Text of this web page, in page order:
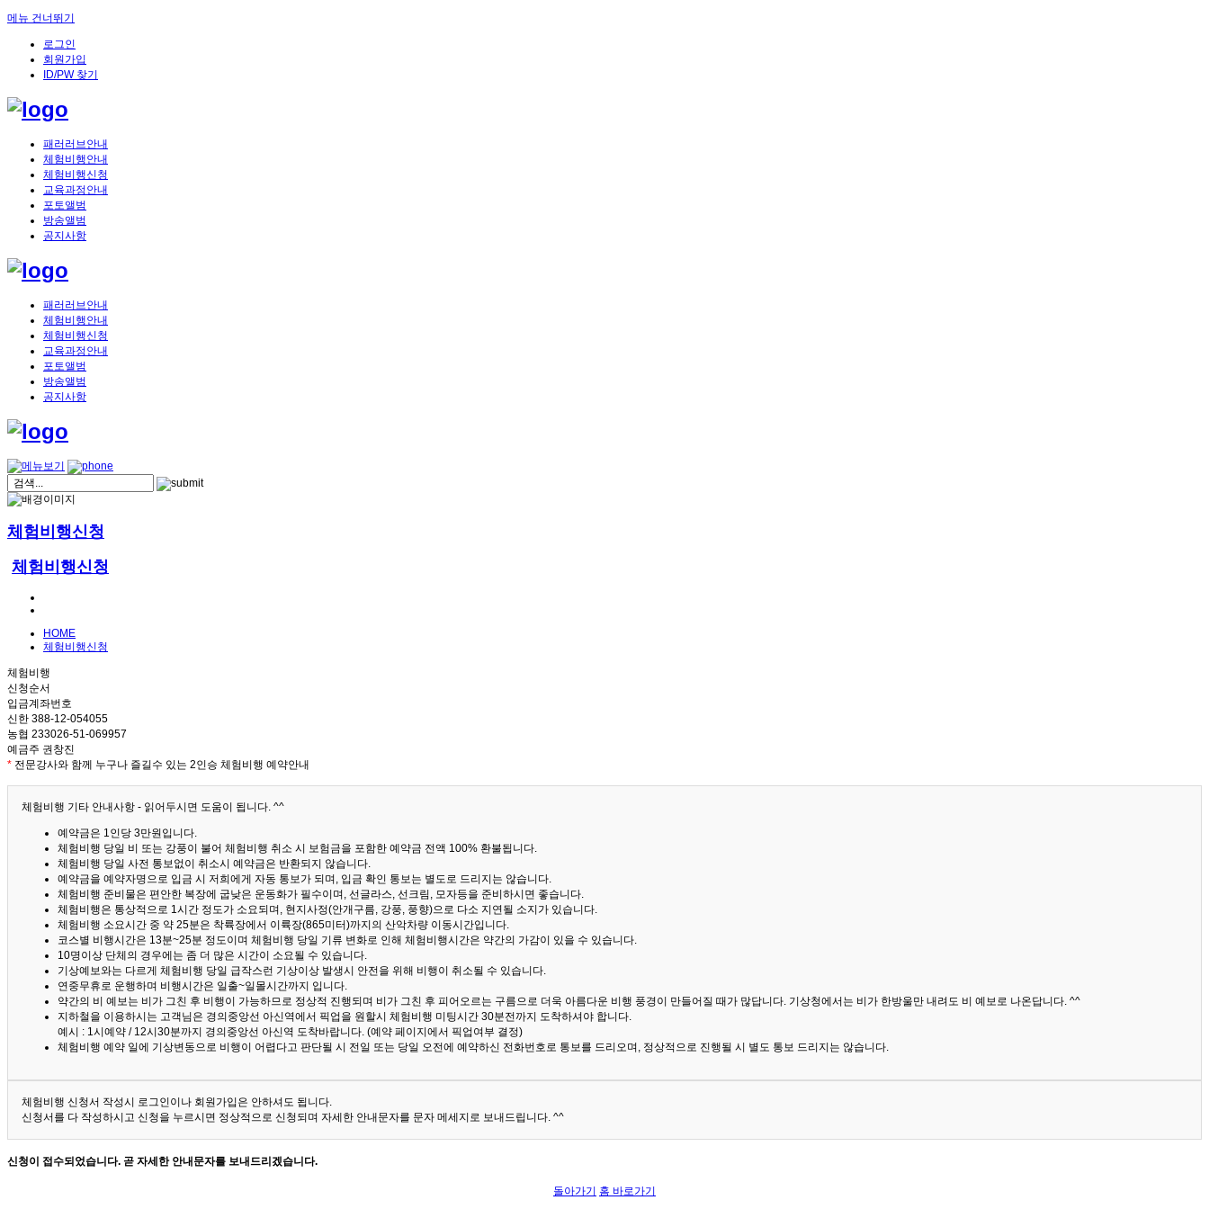
메뉴 건너뛰기
로그인
회원가입
ID/PW 찾기
패러러브안내
체험비행안내
체험비행신청
교육과정안내
포토앨범
방송앨범
공지사항
패러러브안내
체험비행안내
체험비행신청
교육과정안내
포토앨범
방송앨범
공지사항
체험비행신청
체험비행신청
HOME
체험비행신청
체험비행
신청순서
입금계좌번호
신한 388-12-054055
농협 233026-51-069957
예금주 권창진
* 전문강사와 함께 누구나 즐길수 있는 2인승 체험비행 예약안내
체험비행 기타 안내사항 - 읽어두시면 도움이 됩니다. ^^
예약금은 1인당 3만원입니다.
체험비행 당일 비 또는 강풍이 불어 체험비행 취소 시 보험금을 포함한 예약금 전액 100% 환불됩니다.
체험비행 당일 사전 통보없이 취소시 예약금은 반환되지 않습니다.
예약금을 예약자명으로 입금 시 저희에게 자동 통보가 되며, 입금 확인 통보는 별도로 드리지는 않습니다.
체험비행 준비물은 편안한 복장에 굽낮은 운동화가 필수이며, 선글라스, 선크림, 모자등을 준비하시면 좋습니다.
체험비행은 통상적으로 1시간 정도가 소요되며, 현지사정(안개구름, 강풍, 풍향)으로 다소 지연될 소지가 있습니다.
체험비행 소요시간 중 약 25분은 착륙장에서 이륙장(865미터)까지의 산악차량 이동시간입니다.
코스별 비행시간은 13분~25분 정도이며 체험비행 당일 기류 변화로 인해 체험비행시간은 약간의 가감이 있을 수 있습니다.
10명이상 단체의 경우에는 좀 더 많은 시간이 소요될 수 있습니다.
기상예보와는 다르게 체험비행 당일 급작스런 기상이상 발생시 안전을 위해 비행이 취소될 수 있습니다.
연중무휴로 운행하며 비행시간은 일출~일몰시간까지 입니다.
약간의 비 예보는 비가 그친 후 비행이 가능하므로 정상적 진행되며 비가 그친 후 피어오르는 구름으로 더욱 아름다운 비행 풍경이 만들어질 때가 많답니다. 기상청에서는 비가 한방울만 내려도 비 예보로 나온답니다. ^^
지하철을 이용하시는 고객님은 경의중앙선 아신역에서 픽업을 원할시 체험비행 미팅시간 30분전까지 도착하셔야 합니다.
예시 : 1시예약 / 12시30분까지 경의중앙선 아신역 도착바랍니다. (예약 페이지에서 픽업여부 결정)
체험비행 예약 일에 기상변동으로 비행이 어렵다고 판단될 시 전일 또는 당일 오전에 예약하신 전화번호로 통보를 드리오며, 정상적으로 진행될 시 별도 통보 드리지는 않습니다.
체험비행 신청서 작성시 로그인이나 회원가입은 안하셔도 됩니다.
신청서를 다 작성하시고 신청을 누르시면 정상적으로 신청되며 자세한 안내문자를 문자 메세지로 보내드립니다. ^^
신청이 접수되었습니다. 곧 자세한 안내문자를 보내드리겠습니다.
돌아가기 홈 바로가기